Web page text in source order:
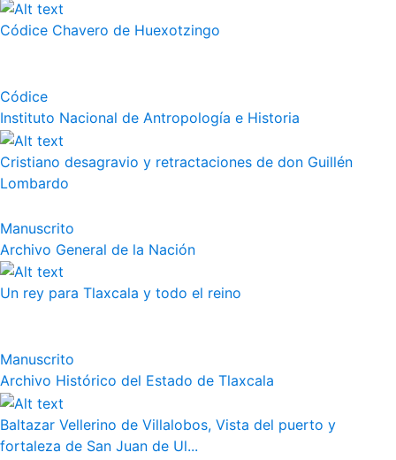
Códice Chavero de Huexotzingo
Códice
Instituto Nacional de Antropología e Historia
Cristiano desagravio y retractaciones de don Guillén
Lombardo
Manuscrito
Archivo General de la Nación
Un rey para Tlaxcala y todo el reino
Manuscrito
Archivo Histórico del Estado de Tlaxcala
Baltazar Vellerino de Villalobos, Vista del puerto y
fortaleza de San Juan de Ul...